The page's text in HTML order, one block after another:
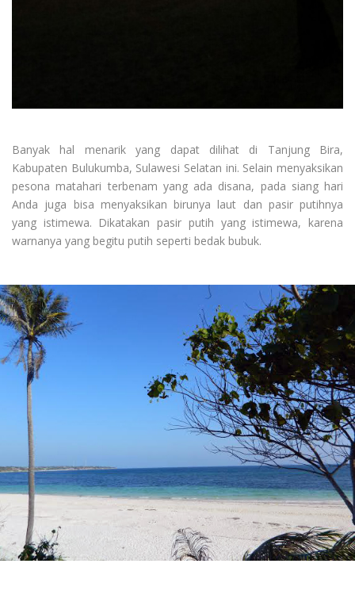
Banyak hal menarik yang dapat dilihat di Tanjung Bira,
Kabupaten Bulukumba, Sulawesi Selatan ini. Selain menyaksikan
pesona matahari terbenam yang ada disana, pada siang hari
Anda juga bisa menyaksikan birunya laut dan pasir putihnya
yang istimewa. Dikatakan pasir putih yang istimewa, karena
warnanya yang begitu putih seperti bedak bubuk.